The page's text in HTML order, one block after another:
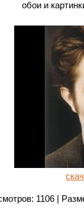
обои и
1106 |